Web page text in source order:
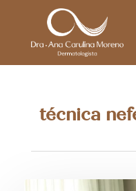
técnica